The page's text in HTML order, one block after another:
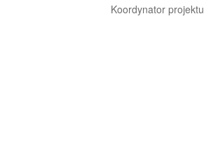
Koordynator projektu